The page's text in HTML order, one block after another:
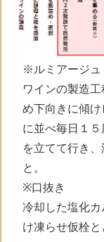
※ルミアージュ
ワインの製造
め下向きに傾
に並べ毎日１
を立てて行き
と。
※口抜き
冷却した塩化
け凍らせ仮栓